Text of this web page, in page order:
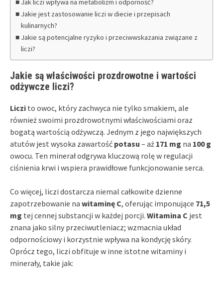
Jak liczi wpływa na metabolizm i odporność?
Jakie jest zastosowanie liczi w diecie i przepisach
kulinarnych?
Jakie są potencjalne ryzyko i przeciwwskazania związane z
liczi?
Jakie są właściwości prozdrowotne i wartości
odżywcze liczi?
Liczi to owoc, który zachwyca nie tylko smakiem, ale
również swoimi prozdrowotnymi właściwościami oraz
bogatą wartością odżywczą. Jednym z jego największych
atutów jest wysoka zawartość potasu – aż 171 mg na 100 g
owocu. Ten minerał odgrywa kluczową rolę w regulacji
ciśnienia krwi i wspiera prawidłowe funkcjonowanie serca.
Co więcej, liczi dostarcza niemal całkowite dzienne
zapotrzebowanie na witaminę C, oferując imponujące 71,5
mg tej cennej substancji w każdej porcji. Witamina C jest
znana jako silny przeciwutleniacz; wzmacnia układ
odpornościowy i korzystnie wpływa na kondycję skóry.
Oprócz tego, liczi obfituje w inne istotne witaminy i
minerały, takie jak: